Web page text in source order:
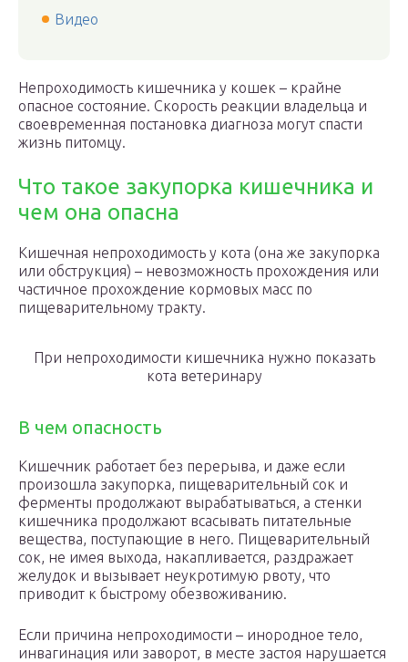
Видео
Непроходимость кишечника у кошек – крайне
опасное состояние. Скорость реакции владельца и
своевременная постановка диагноза могут спасти
жизнь питомцу.
Что такое закупорка кишечника и
чем она опасна
Кишечная непроходимость у кота (она же закупорка
или обструкция) – невозможность прохождения или
частичное прохождение кормовых масс по
пищеварительному тракту.
При непроходимости кишечника нужно показать
кота ветеринару
В чем опасность
Кишечник работает без перерыва, и даже если
произошла закупорка, пищеварительный сок и
ферменты продолжают вырабатываться, а стенки
кишечника продолжают всасывать питательные
вещества, поступающие в него. Пищеварительный
сок, не имея выхода, накапливается, раздражает
желудок и вызывает неукротимую рвоту, что
приводит к быстрому обезвоживанию.
Если причина непроходимости – инородное тело,
инвагинация или заворот, в месте застоя нарушается